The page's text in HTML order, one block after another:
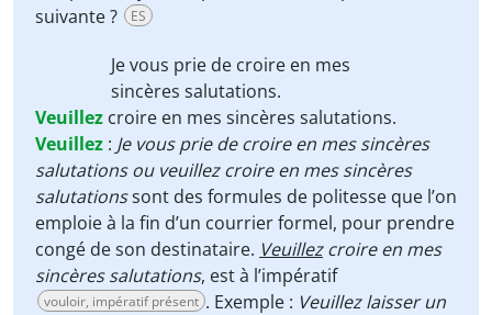
suivante ?
ES
Je vous prie de croire en mes
sincères salutations.
Veuillez croire en mes sincères salutations.
Veuillez : Je vous prie de croire en mes sincères
salutations ou veuillez croire en mes sincères
salutationssont des formules de politesse que l’on
emploie à la fin d’un courrier formel, pour prendre
congé de son destinataire. Veuillezcroire en mes
sincères salutations, est à l’impératif
vouloir, impératif présent . Exemple : Veuillez laisser un